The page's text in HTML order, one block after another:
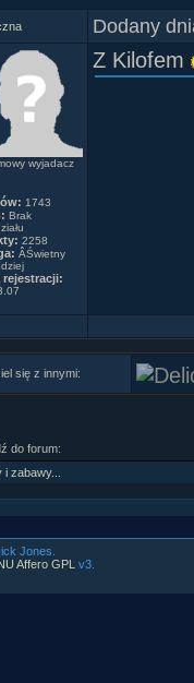
Dodany
wyjadacz
1743
Brak
2258
ÂŚwietny
rejestracji:
Z Kilofem
się z innymi:
do forum:
Jones.
Affero GPL v3.